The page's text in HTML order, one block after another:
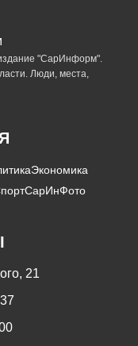
"СарИнформ".
Люди, места,
Экономика
СарИнФото
21